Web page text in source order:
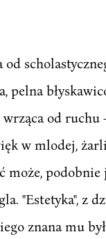
pelna
od ruchu
w mlodej,
może, podobnie
"Estetyka", z
znana mu